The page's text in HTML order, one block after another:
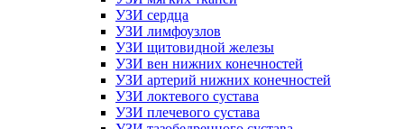
УЗИ сердца
УЗИ лимфоузлов
УЗИ щитовидной железы
УЗИ вен нижних конечностей
УЗИ артерий нижних конечностей
УЗИ локтевого сустава
УЗИ плечевого сустава